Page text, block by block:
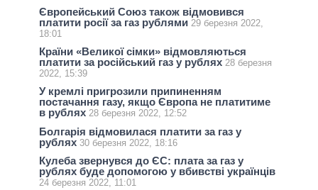
Європейський Союз також відмовився
платити росії за газ рублями 29 березня 2022,
18:01
Країни «Великої сімки» відмовляються
платити за російський газ у рублях 28 березня
2022, 15:39
У кремлі пригрозили припиненням
постачання газу, якщо Європа не платитиме
в рублях 28 березня 2022, 12:52
Болгарія відмовилася платити за газ у
рублях 30 березня 2022, 18:16
Кулеба звернувся до ЄС: плата за газ у
рублях буде допомогою у вбивстві українців
24 березня 2022, 11:01